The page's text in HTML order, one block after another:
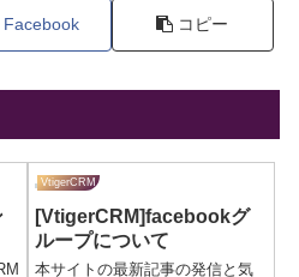
Facebook コピー
VtigerCRM
[VtigerCRM]facebookグ
ループについて
本サイトの最新記事の発信と気